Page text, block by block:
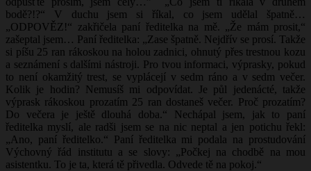
bodě?!?“ V duchu jsem si říkal, co jsem udělal špatně…
„ODPOVĚZ!“ zakřičela paní ředitelka na mě. „Že mám prosit,“
zašeptal jsem… Paní ředitelka: „Zase špatně. Nejdřív se prosí. Takže
si píšu 25 ran rákoskou na holou zadnici, ohnutý přes trestnou kozu
a seznámení s dalšími nástroji. Pro tvou informaci, výprasky, pokud
to není okamžitý trest, se vyplácejí v sedm ráno a v sedm večer.
Kolik je hodin? Nemusíš mi odpovídat. Je půl jedenácté, takže
výprask rákoskou prozatím 25 ran dostaneš večer. Proč prozatím?
Do večera je ještě dlouhá doba.“ Nechápal jsem, jak to paní
ředitelka myslí, ale radši jsem se na nic neptal a jen potichu řekl:
„Ano, paní ředitelko.“ Paní ředitelka mi podala na prostudování
Výchovný řád institutu a se slovy: „Počkej na chodbě na mou
asistentku. To je ta, která tě přivedla. Odvede tě na pokoj.“